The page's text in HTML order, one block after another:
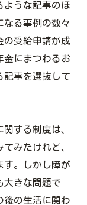
ような記事のほ
なる事例の数々
の受給申請が成
金にまつわるお
記事を選抜して
する制度は、
みたけれど、
す。しかし障が
大きな問題で
後の生活に関わ